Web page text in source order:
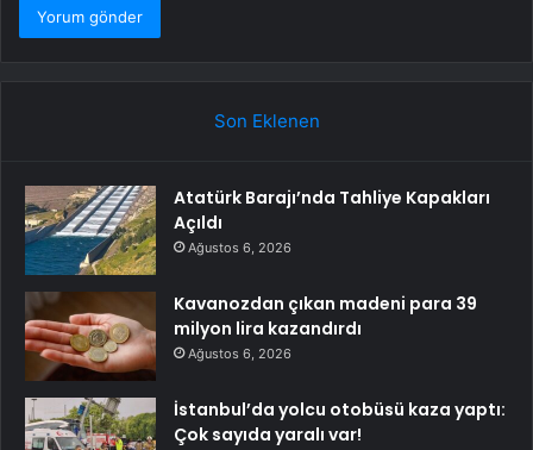
Son Eklenen
Atatürk Barajı’nda Tahliye Kapakları
Açıldı
Ağustos 6, 2026
Kavanozdan çıkan madeni para 39
milyon lira kazandırdı
Ağustos 6, 2026
İstanbul’da yolcu otobüsü kaza yaptı:
Çok sayıda yaralı var!